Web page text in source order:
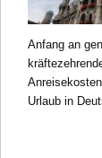
Anfang an
Urlaub in